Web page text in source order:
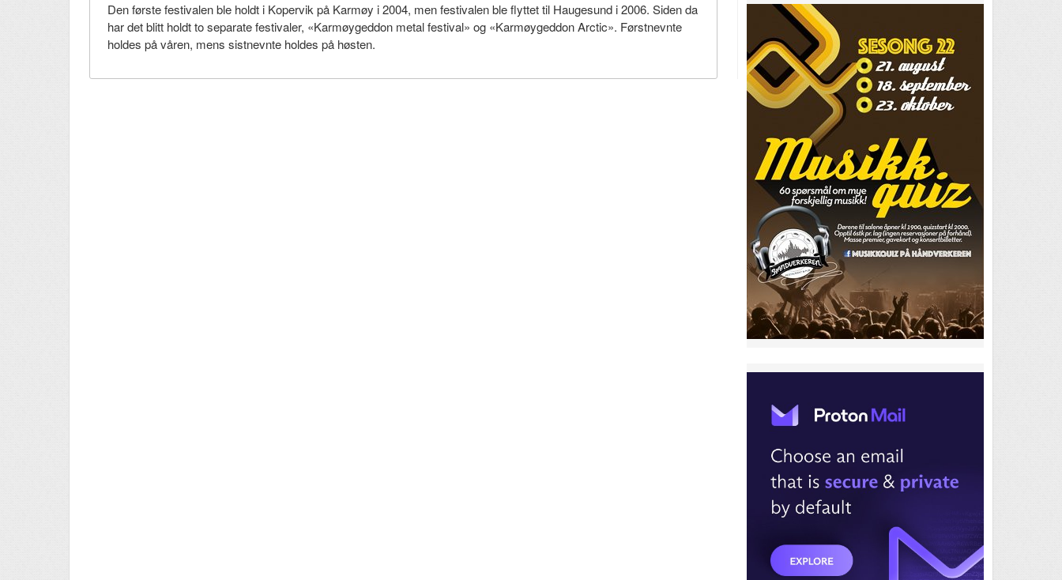
Den første festivalen ble holdt i Kopervik på Karmøy i 2004, men festivalen ble flyttet til Haugesund i 2006. Siden da
har det blitt holdt to separate festivaler, «Karmøygeddon metal festival» og «Karmøygeddon Arctic». Førstnevnte
holdes på våren, mens sistnevnte holdes på høsten.